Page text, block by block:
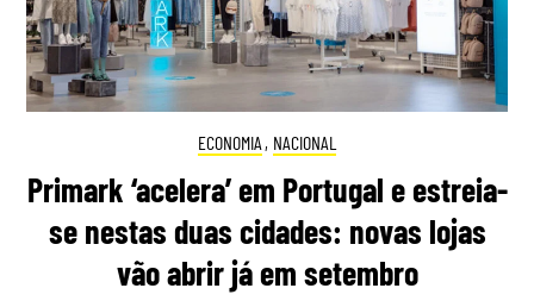
ECONOMIA , NACIONAL
Primark ‘acelera’ em Portugal e estreia-
se nestas duas cidades: novas lojas
vão abrir já em setembro